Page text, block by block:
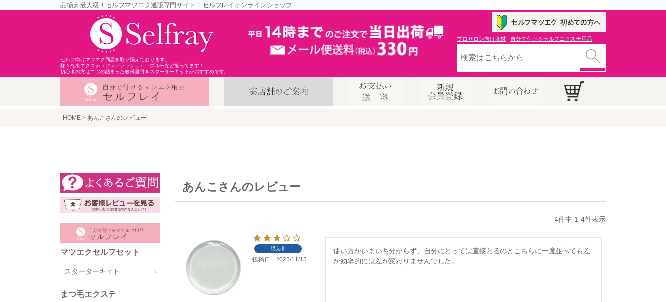
品揃え最大級！セルフマツエク通販専門サイト！セルフレイオンラインショップ
セルフ向けマツエク商品を取り揃えております。
様々な束エクステ（フレアラッシュ）、グルーなど揃ってます！
初心者の方はコツの詰まった教科書付きスターターキットがおすすめです。
プロサロン向け商材 自分で付けるセルフエクステ用品
HOME あんこさんのレビュー
マツエクセルフセット
スターターキット
まつ毛エクステ
あんこさんのレビュー
4件中 1-4件表示
購入者
投稿日 2023/11/13
使い方がいまいち分からず、自分にとっては直接とるのとこちらに一度並べても差
が効率的には差が変わりませんでした。